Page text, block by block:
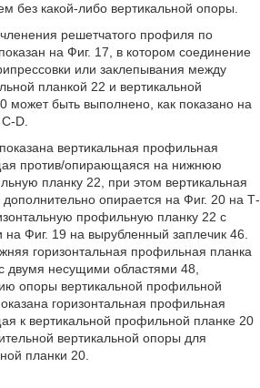
без какой-либо вертикальной опоры.
решетчатого профиля по
на Фиг. 17, в котором соединение
или заклепывания между
планкой 22 и вертикальной
может быть выполнено, как показано на
D.
вертикальная профильная
против/опирающаяся на нижнюю
планку 22, при этом вертикальная
опирается на Фиг. 20 на Т-
профильную планку 22 с
Фиг. 19 на вырубленный заплечик 46.
горизонтальная профильная планка
несущими областями 48,
опоры вертикальной профильной
горизонтальная профильная
к вертикальной профильной планке 20
вертикальной опоры для
планки 20.